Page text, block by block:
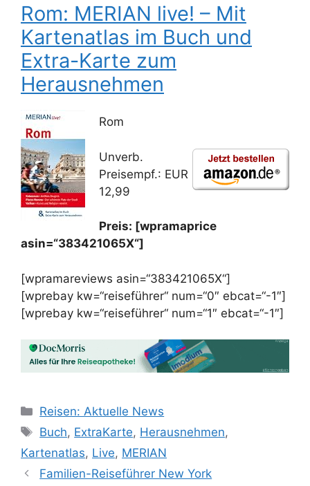
Rom: MERIAN live! – Mit
Kartenatlas im Buch und
Extra-Karte zum
Herausnehmen
Rom
Unverb.
Preisempf.: EUR
12,99
Preis: [wpramaprice
asin=“383421065X“]
[wpramareviews asin=“383421065X“]
[wprebay kw=“reiseführer“ num=“0″ ebcat=“-1″]
[wprebay kw=“reiseführer“ num=“1″ ebcat=“-1″]
Kategorien
Reisen: Aktuelle News
Schlagwörter
Buch, ExtraKarte, Herausnehmen,
Kartenatlas, Live, MERIAN
Familien-Reiseführer New York